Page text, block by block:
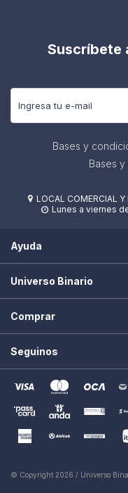
Suscríbete
Bases y
Bases y
 LOCAL COMERCIAL
 Lunes a viernes
Ayuda
Universo Binario
Comprar
Seguinos
© Copyright 2026 / Universo